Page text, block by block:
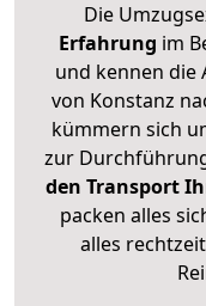
Die
Erfahrung im
und kennen die
von Konstanz
kümmern sich
zur
den Transport
packen alles
alles